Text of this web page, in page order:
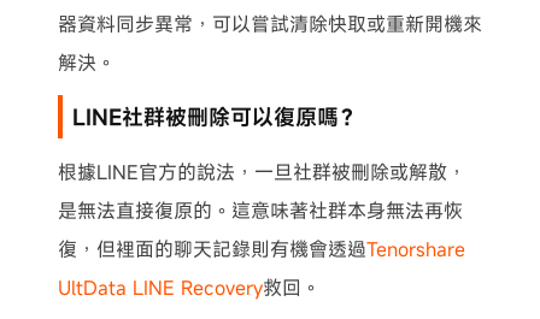
器資料同步異常，可以嘗試清除快取或重新開機來
解決。
LINE社群被刪除可以復原嗎？
根據LINE官方的說法，一旦社群被刪除或解散，
是無法直接復原的。這意味著社群本身無法再恢
復，但裡面的聊天記錄則有機會透過Tenorshare
UltData LINE Recovery救回。